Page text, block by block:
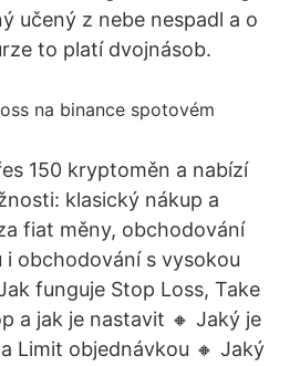
učený z nebe nespadl a o
to platí dvojnásob.
150 kryptoměn a nabízí
klasický nákup a
fiat měny, obchodování
obchodování s vysokou
funguje Stop Loss, Take
a jak je nastavit 🔸️ Jaký je
Limit objednávkou 🔸️ Jaký